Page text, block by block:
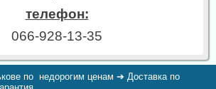
телефон:
066-928-13-35
по недорогим ценам ➔ Доставка по